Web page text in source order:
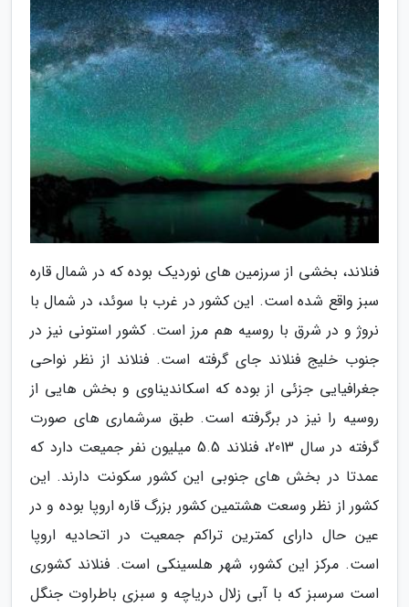
فنلاند، بخشی از سرزمین های نوردیک بوده که در شمال قاره
سبز واقع شده است. این کشور در غرب با سوئد، در شمال با
نروژ و در شرق با روسیه هم مرز است. کشور استونی نیز در
جنوب خلیج فنلاند جای گرفته است. فنلاند از نظر نواحی
جغرافیایی جزئی از بوده که اسکاندیناوی و بخش هایی از
روسیه را نیز در برگرفته است. طبق سرشماری های صورت
گرفته در سال 2013، فنلاند 5.5 میلیون نفر جمیعت دارد که
عمدتا در بخش های جنوبی این کشور سکونت دارند. این
کشور از نظر وسعت هشتمین کشور بزرگ قاره اروپا بوده و در
عین حال دارای کمترین تراکم جمعیت در اتحادیه اروپا
است. مرکز این کشور، شهر هلسینکی است. فنلاند کشوری
است سرسبز که با آبی زلال دریاچه و سبزی باطراوت جنگل